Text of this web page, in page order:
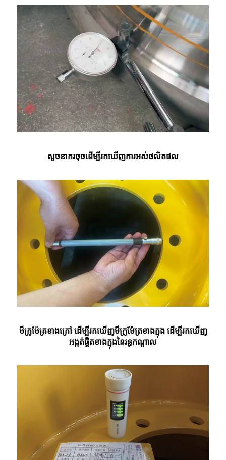
សូចនាករចុចដើម្បីរកឃើញការអស់ផលិតផល
មីក្រូម៉ែត្រខាងក្រៅ ដើម្បីរកឃើញមីក្រូម៉ែត្រខាងក្នុង ដើម្បីរកឃើញ
អង្កត់ផ្ចិតខាងក្នុងនៃរន្ធកណ្តាល